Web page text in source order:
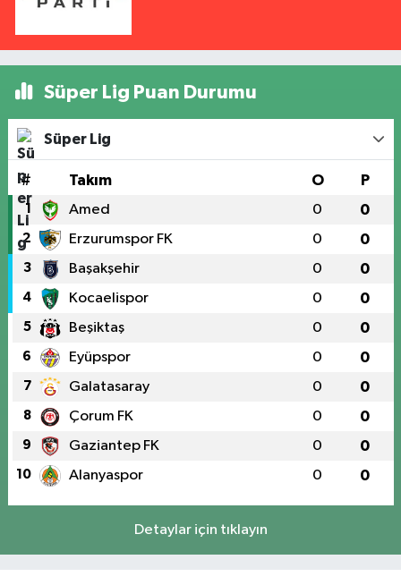
Süper Lig Puan Durumu
Süper Lig
# Takım O P
1 Amed 0 0
2 Erzurumspor FK 0 0
3 Başakşehir 0 0
4 Kocaelispor 0 0
5 Beşiktaş 0 0
6 Eyüpspor 0 0
7 Galatasaray 0 0
8 Çorum FK 0 0
9 Gaziantep FK 0 0
10 Alanyaspor 0 0
Detaylar için tıklayın